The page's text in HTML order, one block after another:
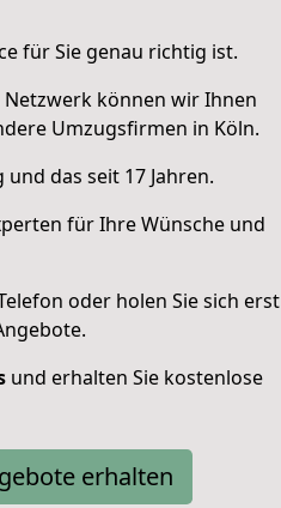
für Sie genau richtig ist.
können wir Ihnen
Umzugsfirmen in Köln.
das seit 17 Jahren.
für Ihre Wünsche und
oder holen Sie sich erst
und erhalten Sie kostenlose
erhalten